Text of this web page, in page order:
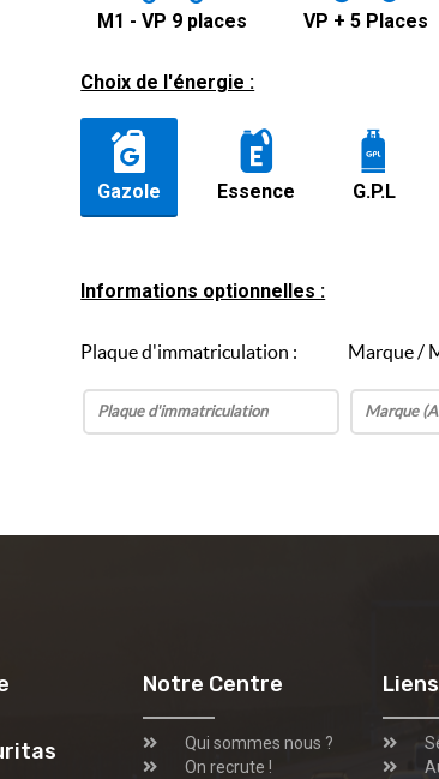
M1 - VP 9 places VP + 5 Places
Choix de l'énergie :
Gazole Essence G.P.L
Informations optionnelles :
Plaque d'immatriculation : Marque /
Notre Centre
Qui sommes nous ?
On recrute !